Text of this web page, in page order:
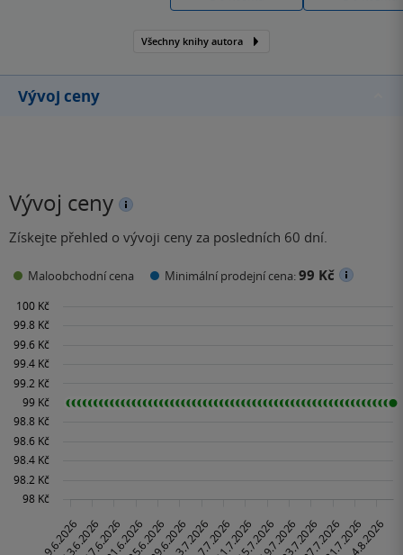
poloviny 19. století. Na
zkušeností často
zobrazoval osudy
Všechny knihy autora
Vývoj ceny
Vývoj ceny
Získejte přehled o vývoji ceny za posledních 60 dní.
Maloobchodní cena Minimální prodejní cena:99 Kč